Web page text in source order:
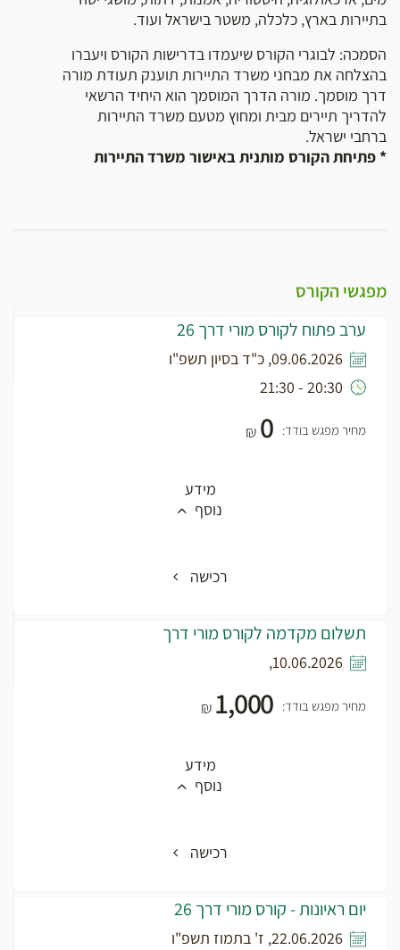
בתיירות בארץ, כלכלה, משטר בישראל ועוד.
הסמכה: לבוגרי הקורס שיעמדו בדרישות הקורס ויעברו
בהצלחה את מבחני משרד התיירות תוענק תעודת מורה
דרך מוסמך. מורה הדרך המוסמך הוא היחיד הרשאי
להדריך תיירים מבית ומחוץ מטעם משרד התיירות
ברחבי ישראל.
* פתיחת הקורס מותנית באישור משרד התיירות
מפגשי הקורס
ערב פתוח לקורס מורי דרך 26
09.06.2026, כ"ד בסיון תשפ"ו
20:30 - 21:30
מחיר מפגש בודד: ₪ 0
מידע
נוסף
רכישה
תשלום מקדמה לקורס מורי דרך
10.06.2026,
מחיר מפגש בודד: ₪ 1,000
מידע
נוסף
רכישה
יום ראיונות - קורס מורי דרך 26
22.06.2026, ז' בתמוז תשפ"ו